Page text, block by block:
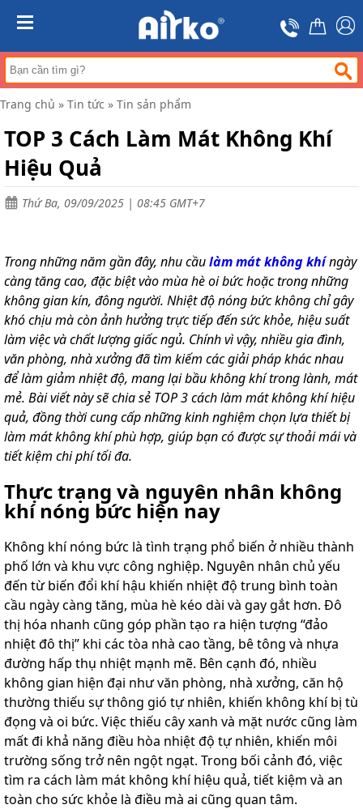
Trang
chủ
Máy
hút
ẩm
Máy
không
hòa
di
Tin
tức
Liên
hệ
Trang chủ » Tin tức » Tin sản phẩm
TOP 3 Cách Làm Mát Không Khí
Hiệu Quả
Thứ Ba, 09/09/2025 | 08:45 GMT+7
Trong những năm gần đây, nhu cầulàm mát không khíngày
càng tăng cao, đặc biệt vào mùa hè oi bức hoặc trong những
không gian kín, đông người. Nhiệt độ nóng bức không chỉ gây
khó chịu mà còn ảnh hưởng trực tiếp đến sức khỏe, hiệu suất
làm việc và chất lượng giấc ngủ. Chính vì vậy, nhiều gia đình,
văn phòng, nhà xưởng đã tìm kiếm các giải pháp khác nhau
để làm giảm nhiệt độ, mang lại bầu không khí trong lành, mát
mẻ. Bài viết này sẽ chia sẻ TOP 3 cách làm mát không khí hiệu
quả, đồng thời cung cấp những kinh nghiệm chọn lựa thiết bị
làm mát không khí phù hợp, giúp bạn có được sự thoải mái và
tiết kiệm chi phí tối đa.
Thực trạng và nguyên nhân không
khí nóng bức hiện nay
Không khí nóng bức là tình trạng phổ biến ở nhiều thành
phố lớn và khu vực công nghiệp. Nguyên nhân chủ yếu
đến từ biến đổi khí hậu khiến nhiệt độ trung bình toàn
cầu ngày càng tăng, mùa hè kéo dài và gay gắt hơn. Đô
thị hóa nhanh cũng góp phần tạo ra hiện tượng “đảo
nhiệt đô thị” khi các tòa nhà cao tầng, bê tông và nhựa
đường hấp thụ nhiệt mạnh mẽ. Bên cạnh đó, nhiều
không gian hiện đại như văn phòng, nhà xưởng, căn hộ
thường thiếu sự thông gió tự nhiên, khiến không khí bị tù
đọng và oi bức. Việc thiếu cây xanh và mặt nước cũng làm
mất đi khả năng điều hòa nhiệt độ tự nhiên, khiến môi
trường sống trở nên ngột ngạt. Trong bối cảnh đó, việc
tìm ra cách làm mát không khí hiệu quả, tiết kiệm và an
toàn cho sức khỏe là điều mà ai cũng quan tâm.